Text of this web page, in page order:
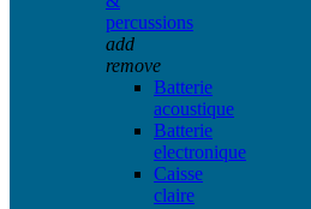
percussions
add
remove
Batterie
acoustique
Batterie
electronique
Caisse
claire